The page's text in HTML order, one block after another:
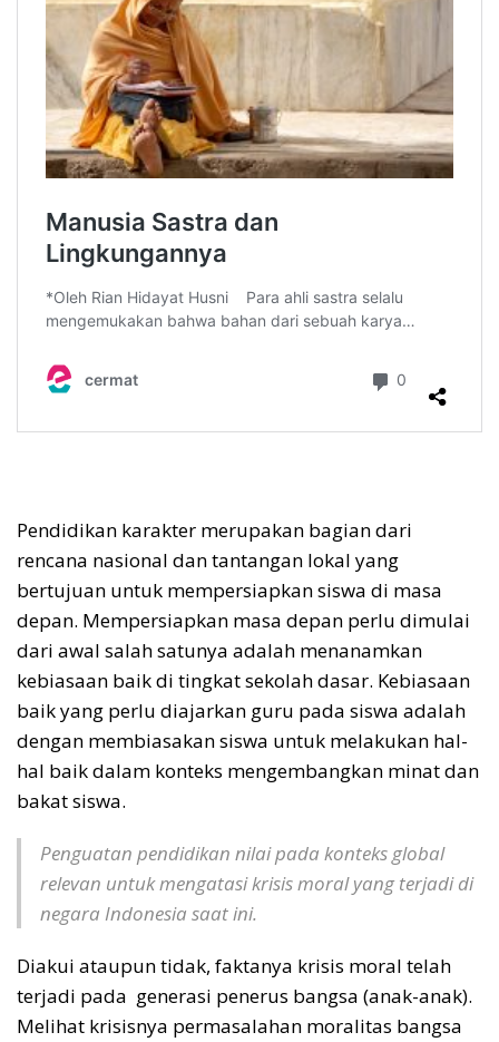
Pendidikan karakter merupakan bagian dari
rencana nasional dan tantangan lokal yang
bertujuan untuk mempersiapkan siswa di masa
depan. Mempersiapkan masa depan perlu dimulai
dari awal salah satunya adalah menanamkan
kebiasaan baik di tingkat sekolah dasar. Kebiasaan
baik yang perlu diajarkan guru pada siswa adalah
dengan membiasakan siswa untuk melakukan hal-
hal baik dalam konteks mengembangkan minat dan
bakat siswa.
Penguatan pendidikan nilai pada konteks global
relevan untuk mengatasi krisis moral yang terjadi di
negara Indonesia saat ini.
Diakui ataupun tidak, faktanya krisis moral telah
terjadi pada generasi penerus bangsa (anak-anak).
Melihat krisisnya permasalahan moralitas bangsa